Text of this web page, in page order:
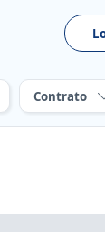
Contrato